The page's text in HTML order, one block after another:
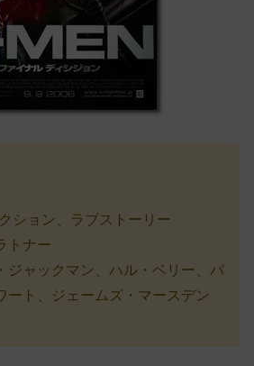
ション、ラブストーリー
トナー
ジャックマン、ハル・ベリー、パ
ート、ジェームズ・マースデン